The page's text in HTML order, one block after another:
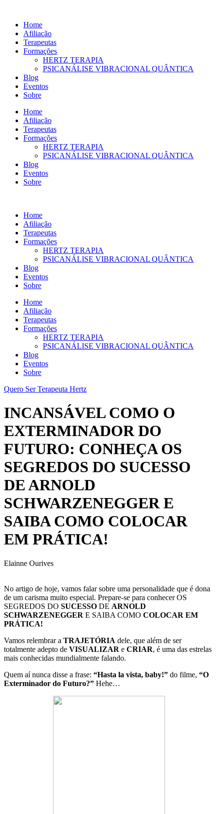
conteúdo
Home
Afiliação
Terapeutas
Formações
HERTZ TERAPIA
PSICANÁLISE VIBRACIONAL QUÂNTICA
Blog
Eventos
Sobre
Home
Afiliação
Terapeutas
Formações
HERTZ TERAPIA
PSICANÁLISE VIBRACIONAL QUÂNTICA
Blog
Eventos
Sobre
Home
Afiliação
Terapeutas
Formações
HERTZ TERAPIA
PSICANÁLISE VIBRACIONAL QUÂNTICA
Blog
Eventos
Sobre
Home
Afiliação
Terapeutas
Formações
HERTZ TERAPIA
PSICANÁLISE VIBRACIONAL QUÂNTICA
Blog
Eventos
Sobre
Quero Ser Terapeuta Hertz
INCANSÁVEL COMO O
EXTERMINADOR DO
FUTURO: CONHEÇA OS
SEGREDOS DO SUCESSO
DE ARNOLD
SCHWARZENEGGER E
SAIBA COMO COLOCAR
EM PRÁTICA!
Elainne Ourives
No artigo de hoje, vamos falar sobre uma personalidade que é dona
de um carisma muito especial. Prepare-se para conhecer OS
SEGREDOS DO SUCESSO DE ARNOLD
SCHWARZENEGGER E SAIBA COMO COLOCAR EM
PRÁTICA!
Vamos relembrar a TRAJETÓRIA dele, que além de ser
totalmente adepto de VISUALIZAR e CRIAR, é uma das estrelas
mais conhecidas mundialmente falando.
Quem aí nunca disse a frase: “Hasta la vista, baby!” do filme, “O
Exterminador do Futuro?” Hehe…